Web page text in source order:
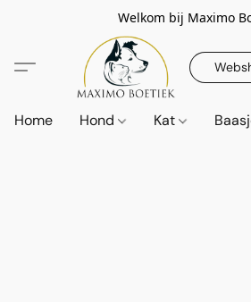
Welkom bij Maximo
Home Hond Kat